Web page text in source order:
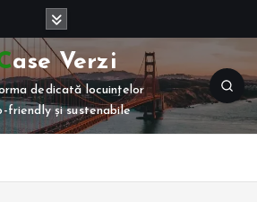
Case Verzi
dedicată locuințelor
friendly și sustenabile